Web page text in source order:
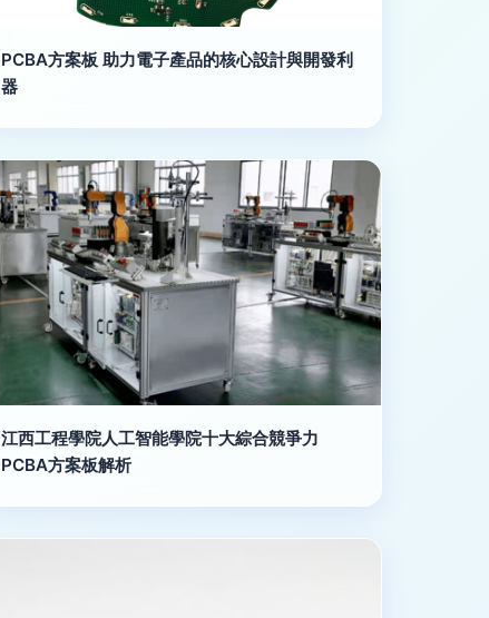
PCBA方案板 助力電子產品的核心設計與開發利
器
江西工程學院人工智能學院十大綜合競爭力
PCBA方案板解析